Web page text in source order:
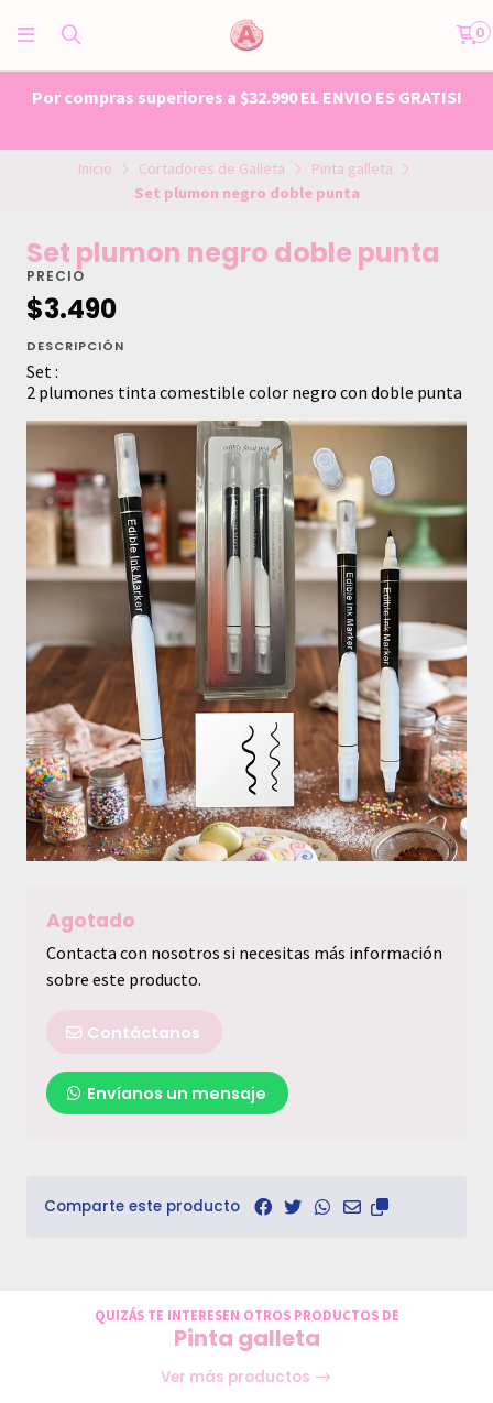
0
TIEMPO DE FABRICACION 1-3 DIAS HABILES
Inicio Cortadores de Galleta
Pinta galleta
Set plumon negro doble punta
Set plumon negro doble punta
PRECIO
$3.490
DESCRIPCIÓN
Set :
2 plumones tinta comestible color negro con doble punta
Agotado
Contacta con nosotros si necesitas más información
sobre este producto.
Contáctanos
Envíanos un mensaje
Comparte este producto
QUIZÁS TE INTERESEN OTROS PRODUCTOS DE
Pinta galleta
Ver más productos